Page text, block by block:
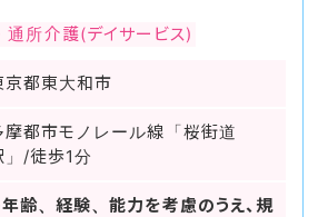
通所介護(デイサービス)
京都東大和市
摩都市モノレール線「桜街道
」/徒歩1分
齢、経験、能力を考慮のうえ、規